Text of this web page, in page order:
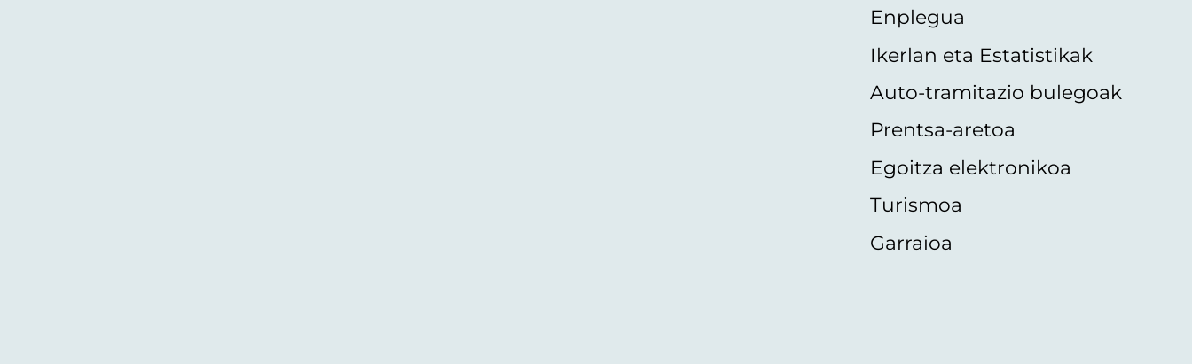
Enplegua
Ikerlan eta Estatistikak
Auto-tramitazio bulegoak
Prentsa-aretoa
Egoitza elektronikoa
Turismoa
Garraioa